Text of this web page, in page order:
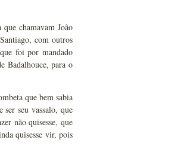
chamavam João
com outros
foi por mandado
Badalhouce, para o
que bem sabia
seu vassalo, que
não quisesse, que
quisesse vir, pois